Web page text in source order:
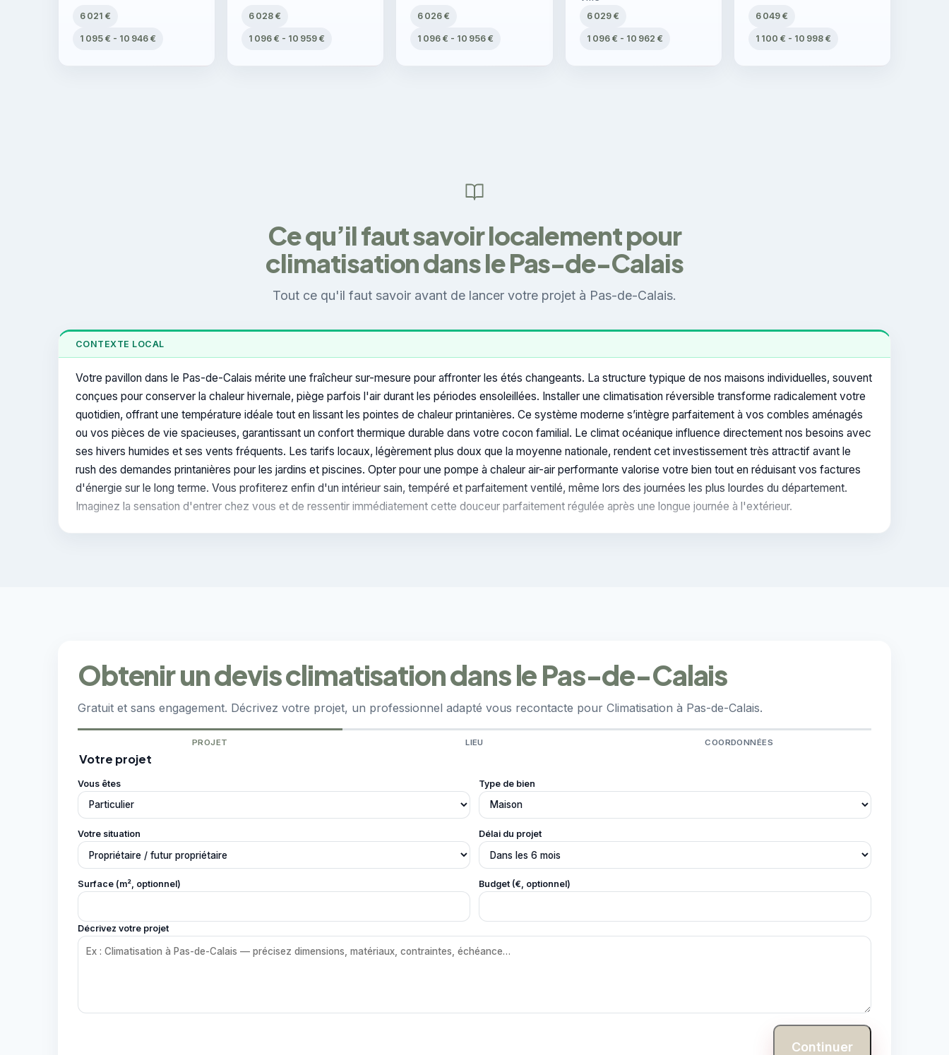
6 021 €
1 095 € - 10 946 €
6 028 €
1 096 € - 10 959 €
6 026 €
1 096 € - 10 956 €
6 029 €
1 096 € - 10 962 €
6 049 €
1 100 € - 10 998 €
Ce qu’il faut savoir localement pour
climatisation dans le Pas-de-Calais
Tout ce qu'il faut savoir avant de lancer votre projet à Pas-de-Calais.
CONTEXTE LOCAL
Votre pavillon dans le Pas-de-Calais mérite une fraîcheur sur-mesure pour affronter les étés changeants. La structure typique de nos maisons individuelles, souvent
conçues pour conserver la chaleur hivernale, piège parfois l'air durant les périodes ensoleillées. Installer une climatisation réversible transforme radicalement votre
quotidien, offrant une température idéale tout en lissant les pointes de chaleur printanières. Ce système moderne s’intègre parfaitement à vos combles aménagés
ou vos pièces de vie spacieuses, garantissant un confort thermique durable dans votre cocon familial. Le climat océanique influence directement nos besoins avec
ses hivers humides et ses vents fréquents. Les tarifs locaux, légèrement plus doux que la moyenne nationale, rendent cet investissement très attractif avant le
rush des demandes printanières pour les jardins et piscines. Opter pour une pompe à chaleur air-air performante valorise votre bien tout en réduisant vos factures
d'énergie sur le long terme. Vous profiterez enfin d'un intérieur sain, tempéré et parfaitement ventilé, même lors des journées les plus lourdes du département.
Imaginez la sensation d'entrer chez vous et de ressentir immédiatement cette douceur parfaitement régulée après une longue journée à l'extérieur.
Obtenir un devis climatisation dans le Pas-de-Calais
Gratuit et sans engagement. Décrivez votre projet, un professionnel adapté vous recontacte pour Climatisation à Pas-de-Calais.
PROJET LIEU COORDONNÉES
Votre projet
Vous êtes Type de bien
Votre situation Délai du projet
Surface (m², optionnel) Budget (€, optionnel)
Décrivez votre projet
Continuer